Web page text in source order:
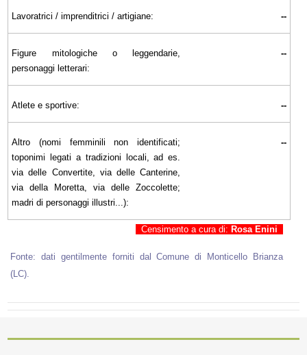
Lavoratrici / imprenditrici / artigiane: --
Figure mitologiche o leggendarie,
personaggi letterari:
--
Atlete e sportive: --
Altro (nomi femminili non identificati;
toponimi legati a tradizioni locali, ad es.
via delle Convertite, via delle Canterine,
via della Moretta, via delle Zoccolette;
madri di personaggi illustri...):
--
Censimento a cura di: Rosa Enini
Fonte: dati gentilmente forniti dal Comune di Monticello Brianza
(LC).